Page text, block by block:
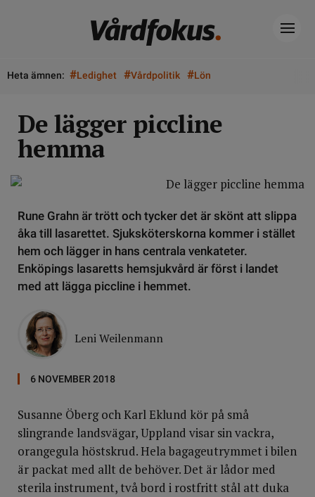
Heta ämnen: #Ledighet #Vårdpolitik #Lön
De lägger piccline
hemma
Rune Grahn är trött och tycker det är skönt att slippa
åka till lasarettet. Sjuksköterskorna kommer i stället
hem och lägger in hans centrala venkateter.
Enköpings lasaretts hemsjukvård är först i landet
med att lägga piccline i hemmet.
Leni Weilenmann
6 NOVEMBER 2018
Susanne Öberg och Karl Eklund kör på små
slingrande lands­vägar, Uppland visar sin vackra,
orangegula höstskrud. Hela bagage­utrymmet i bilen
är packat med allt de behöver. Det är lådor med
sterila instrument, två bord i rostfritt stål att duka